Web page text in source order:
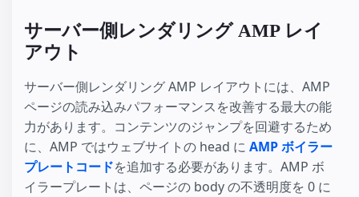
サーバー側レンダリング AMP レイ
アウト
サーバー側レンダリング AMP レイアウトには、AMP
ページの読み込みパフォーマンスを改善する最大の能
力があります。コンテンツのジャンプを回避するため
に、AMP ではウェブサイトの head に AMP ボイラー
プレートコードを追加する必要があります。AMP ボ
イラープレートは、ページの body の不透明度を 0 に